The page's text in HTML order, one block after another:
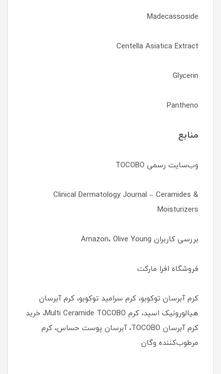
Madecassoside
Centella Asiatica Extract
Glycerin
Pantheno
منابع
وب‌سایت رسمی TOCOBO
Clinical Dermatology Journal – Ceramides &
Moisturizers
بررسی کاربران Amazon، Olive Young
فروشگاه افرا مارکت
کرم آبرسان توکوبو، کرم سرامید توکوبو، کرم آبرسان
هیالورونیک اسید، کرم Multi Ceramide TOCOBO، خرید
کرم آبرسان TOCOBO، آبرسان پوست حساس، کرم
مرطوب‌کننده وگان